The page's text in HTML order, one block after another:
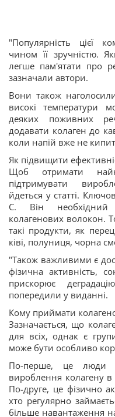
"Популярність цієї
чином її зручністю.
легше пам'ятати про
зазначали автори.
Вони також
високі температури
деяких поживних
додавати колаген до
коли напій вже не
Як підвищити
Щоб отримати
підтримувати
йдеться у статті.
С. Він необхідний
колагенових волокон.
такі продукти, як
ківі, полуниця, чорна
"Також важливими є
фізична активність,
прискорює
попередили у виданні.
Кому приймати
Зазначається, що
для всіх, однак є
може бути особливо
По-перше, це люди
вироблення колагену
По-друге, це фізично
хто регулярно
більше навантаження